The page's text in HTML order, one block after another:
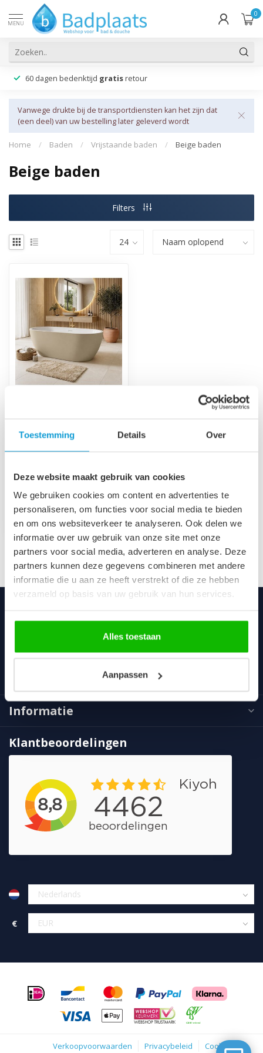
Toestemming Details Over
Deze website maakt gebruik van cookies
We gebruiken cookies om content en advertenties te
personaliseren, om functies voor social media te bieden
en om ons websiteverkeer te analyseren. Ook delen we
informatie over uw gebruik van onze site met onze
partners voor social media, adverteren en analyse. Deze
partners kunnen deze gegevens combineren met andere
informatie die u aan ze heeft verstrekt of die ze hebben
verzameld op basis van uw gebruik van hun services.
Alles toestaan
Aanpassen
MENU
0
60 dagen bedenktijd gratis retour
Vanwege drukte bij de transportdiensten kan het zijn dat
(een deel) van uw bestelling later geleverd wordt
Home / Baden / Vrijstaande baden / Beige baden
Beige baden
Filters
van acryl in beige, inclusief
€749,00
Niet op voorraad
Badplaats
Voor iedereen altijd een vriendelijke prijs voor een uniek
Informatie
Klantbeoordelingen
€
Verkoopvoorwaarden Privacybeleid Cookies